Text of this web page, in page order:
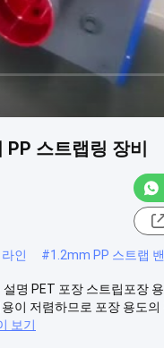
스트랩링 장비
인 #1.2mm PP 스트랩
명 PET 포장 스트립포장
이 저렴하므로 포장 용도
보기